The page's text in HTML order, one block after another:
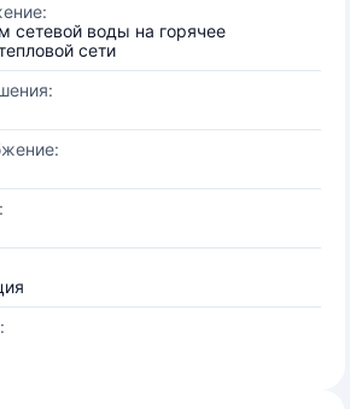
сетевой воды на горячее
сети